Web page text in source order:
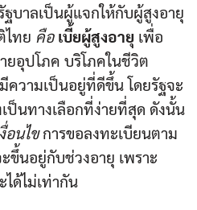
ฐบาลเป็นผู้แจกให้กับผู้สูงอายุ
ไทย คือ เบี้ยผู้สูงอายุ เพื่อ
ยอุปโภค บริโภคในชีวิต
ความเป็นอยู่ที่ดีขึ้น โดยรัฐจะ
ป็นทางเลือกที่ง่ายที่สุด ดังนั้น
อนไขการขอลงทะเบียนตาม
ขึ้นอยู่กับช่วงอายุ เพราะ
ด้ไม่เท่ากัน